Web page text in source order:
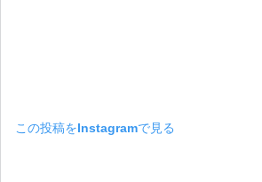
この投稿をInstagramで見る